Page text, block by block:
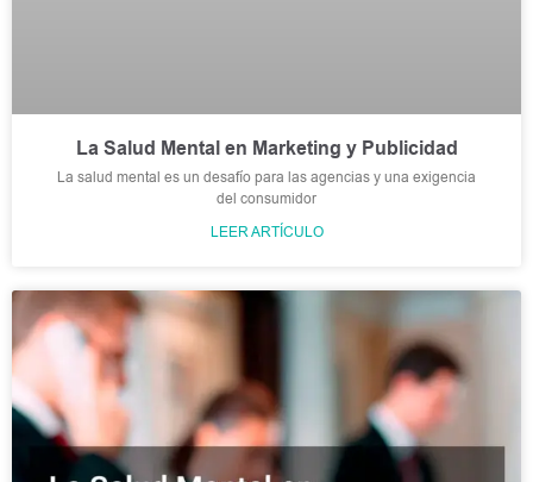
La Salud Mental en Marketing y Publicidad
La salud mental es un desafío para las agencias y una exigencia
del consumidor
LEER ARTÍCULO